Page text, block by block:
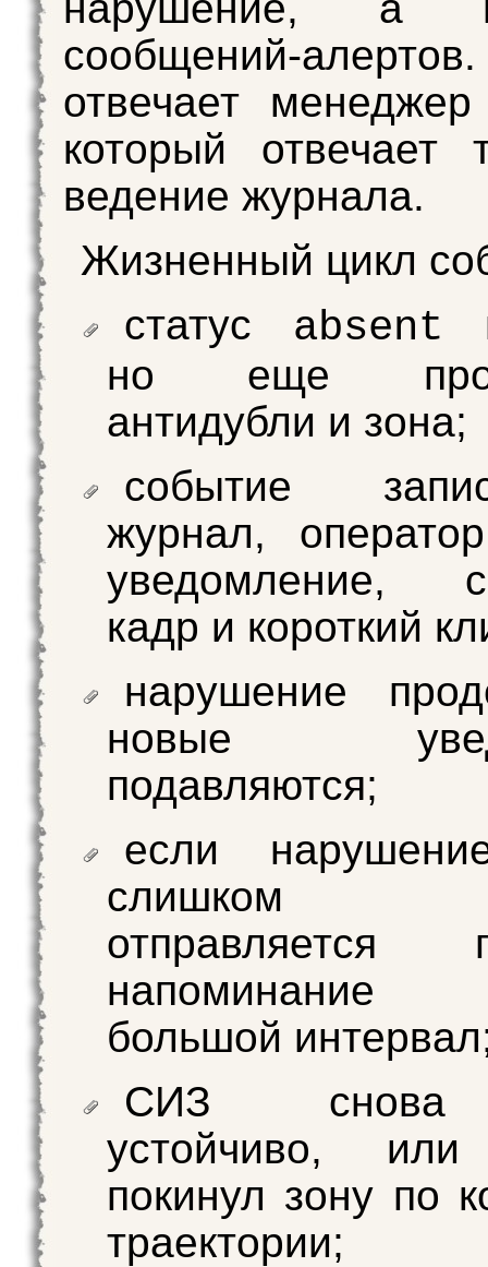
сообщений-
отвечает
который отвечает
ведение журнала.
Жизненный цикл
статус absent
но еще
антидубли и зона;
событие
журнал,
уведомление,
кадр и короткий
нарушение
новые
подавляются;
если
слишком
отправляется
большой
СИЗ снова
устойчиво, или
покинул зону по
траектории;